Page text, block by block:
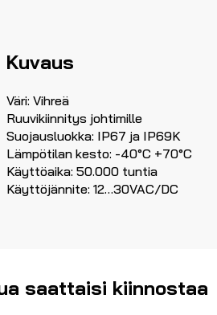
Kuvaus
Väri: Vihreä
Ruuvikiinnitys johtimille
Suojausluokka: IP67 ja IP69K
Lämpötilan kesto: -40°C +70°C
Käyttöaika: 50.000 tuntia
Käyttöjännite: 12…30VAC/DC
saattaisi kiinnostaa